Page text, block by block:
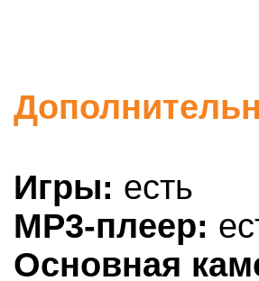
Игры: есть
MP3-плеер:
Основная